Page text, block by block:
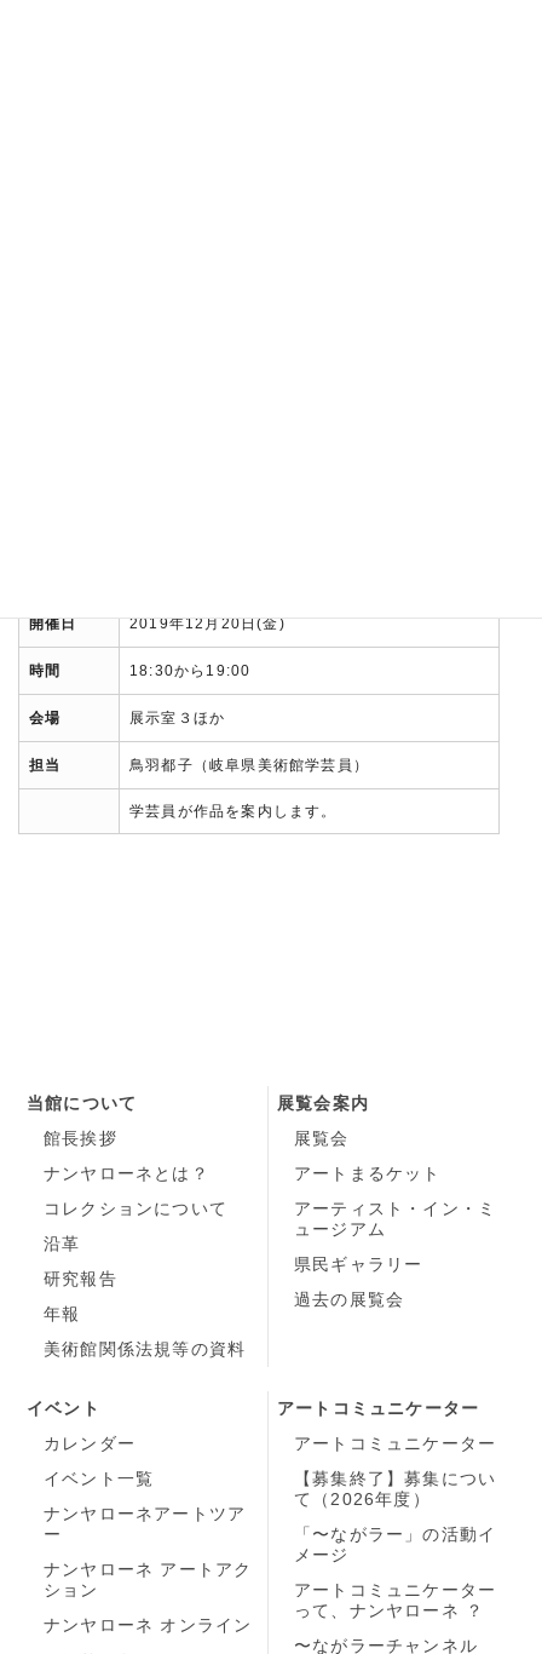
開催日 2019年12月20日(金)
時間 18:30から19:00
会場 展示室３ほか
担当 鳥羽都子（岐阜県美術館学芸員）
学芸員が作品を案内します。
当館について
館長挨拶
ナンヤローネとは？
コレクションについて
沿革
研究報告
年報
美術館関係法規等の資料
展覧会案内
展覧会
アートまるケット
アーティスト・イン・ミ
ュージアム
県民ギャラリー
過去の展覧会
イベント
カレンダー
イベント一覧
ナンヤローネアートツア
ー
ナンヤローネ アートアク
ション
ナンヤローネ オンライン
アートコミュニケーター
アートコミュニケーター
【募集終了】募集につい
て（2026年度）
「〜ながラー」の活動イ
メージ
アートコミュニケーター
って、ナンヤローネ ？
〜ながラーチャンネル